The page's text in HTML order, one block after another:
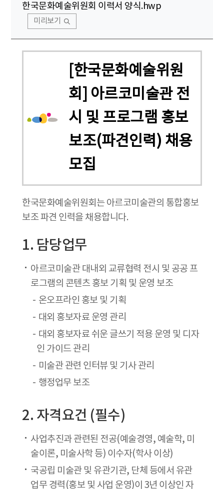
한국문화예술위원회 이력서 양식.hwp
미리보기
[한국문화예술위원
회] 아르코미술관 전
시 및 프로그램 홍보
보조(파견인력) 채용
모집
한국문화예술위원회는 아르코미술관의 통합홍보
보조 파견 인력을 채용합니다.
1. 담당업무
아르코미술관 대내외 교류협력 전시 및 공공 프
로그램의 콘텐츠 홍보 기획 및 운영 보조
온오프라인 홍보 및 기획
대외 홍보자료 운영 관리
대외 홍보자료 쉬운 글쓰기 적용 운영 및 디자
인 가이드 관리
​미술관 관련 인터뷰 및 기사 관리
​행정업무 보조
2. 자격요건 (필수)
사업추진과 관련된 전공(예술경영, 예술학, 미
술이론, 미술사학 등) 이수자(학사 이상)
국공립 미술관 및 유관기관, 단체 등에서 유관
업무 경력(홍보 및 사업 운영)이 3년 이상인 자